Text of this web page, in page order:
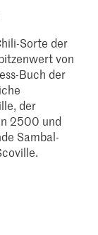
Sorte der
von
Buch der
der
2500 und
Sambal-